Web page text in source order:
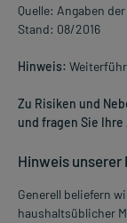
Quelle: Angaben
Stand: 08/2016
Hinweis:
Zu Risiken und
und fragen Sie
Hinweis unserer
Generell beliefern
haushaltsüblicher